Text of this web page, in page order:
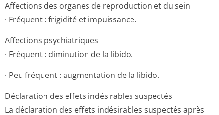
Affections des organes de reproduction et du sein
· Fréquent : frigidité et impuissance.
Affections psychiatriques
· Fréquent : diminution de la libido.
· Peu fréquent : augmentation de la libido.
Déclaration des effets indésirables suspectés
La déclaration des effets indésirables suspectés après